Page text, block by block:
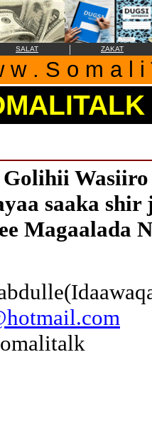
SALAT | ZAKAT
w . S o m a l
Wasiiro
saaka
Magaalada